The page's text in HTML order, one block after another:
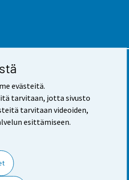
evästeitä.
tarvitaan, jotta sivusto
tarvitaan videoiden,
esittämiseen.